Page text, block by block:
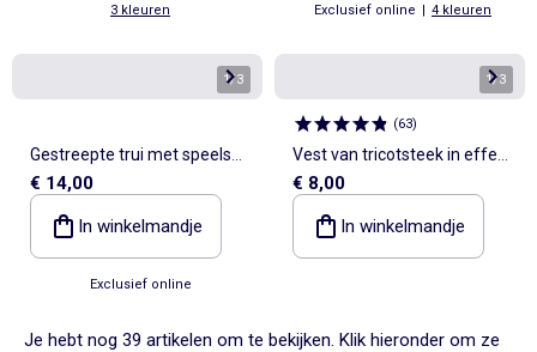
3 kleuren Exclusief online | 4 kleuren
1/3
Gestreepte trui met speelse
kraag
€ 14,00
In winkelmandje
Exclusief online
1/3
(63)
Vest van tricotsteek in effen
kleur
€ 8,00
In winkelmandje
Je hebt nog 39 artikelen om te bekijken. Klik hieronder om ze